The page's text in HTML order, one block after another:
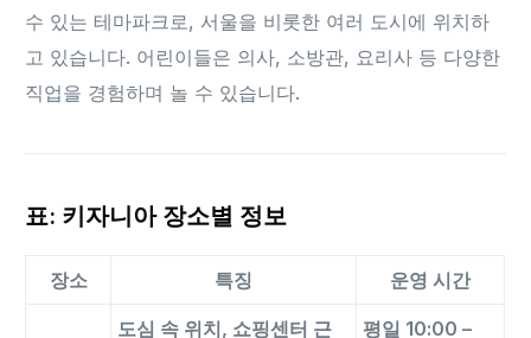
수 있는 테마파크로, 서울을 비롯한 여러 도시에 위치하
고 있습니다. 어린이들은 의사, 소방관, 요리사 등 다양한
직업을 경험하며 놀 수 있습니다.
표: 키자니아장소별 정보
장소 특징 운영 시간
도심 속 위치, 쇼핑센터 근
평일 10:00 –